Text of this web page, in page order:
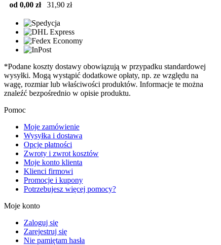
od 0,00 zł
31,90 zł
*Podane koszty dostawy obowiązują w przypadku standardowej
wysyłki. Mogą wystąpić dodatkowe opłaty, np. ze względu na
wagę, rozmiar lub właściwości produktów. Informacje te można
znaleźć bezpośrednio w opisie produktu.
Pomoc
Moje zamówienie
Wysyłka i dostawa
Opcje płatności
Zwroty i zwrot kosztów
Moje konto klienta
Klienci firmowi
Promocje i kupony
Potrzebujesz więcej pomocy?
Moje konto
Zaloguj się
Zarejestruj się
Nie pamiętam hasła